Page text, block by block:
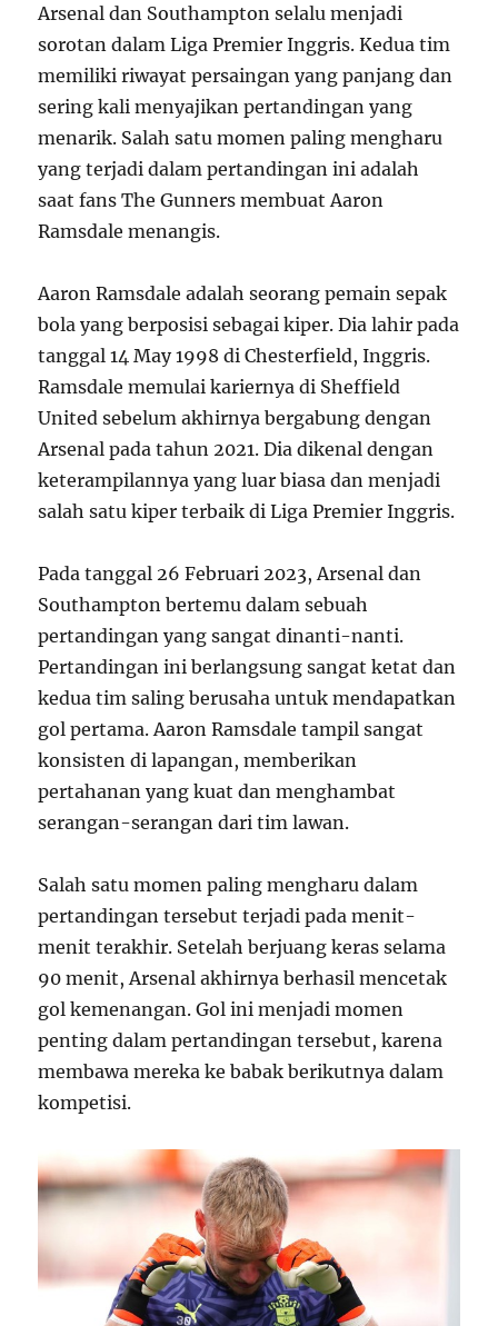
Arsenal dan Southampton selalu menjadi
sorotan dalam Liga Premier Inggris. Kedua tim
memiliki riwayat persaingan yang panjang dan
sering kali menyajikan pertandingan yang
menarik. Salah satu momen paling mengharu
yang terjadi dalam pertandingan ini adalah
saat fans The Gunners membuat Aaron
Ramsdale menangis.
Aaron Ramsdale adalah seorang pemain sepak
bola yang berposisi sebagai kiper. Dia lahir pada
tanggal 14 May 1998 di Chesterfield, Inggris.
Ramsdale memulai kariernya di Sheffield
United sebelum akhirnya bergabung dengan
Arsenal pada tahun 2021. Dia dikenal dengan
keterampilannya yang luar biasa dan menjadi
salah satu kiper terbaik di Liga Premier Inggris.
Pada tanggal 26 Februari 2023, Arsenal dan
Southampton bertemu dalam sebuah
pertandingan yang sangat dinanti-nanti.
Pertandingan ini berlangsung sangat ketat dan
kedua tim saling berusaha untuk mendapatkan
gol pertama. Aaron Ramsdale tampil sangat
konsisten di lapangan, memberikan
pertahanan yang kuat dan menghambat
serangan-serangan dari tim lawan.
Salah satu momen paling mengharu dalam
pertandingan tersebut terjadi pada menit-
menit terakhir. Setelah berjuang keras selama
90 menit, Arsenal akhirnya berhasil mencetak
gol kemenangan. Gol ini menjadi momen
penting dalam pertandingan tersebut, karena
membawa mereka ke babak berikutnya dalam
kompetisi.